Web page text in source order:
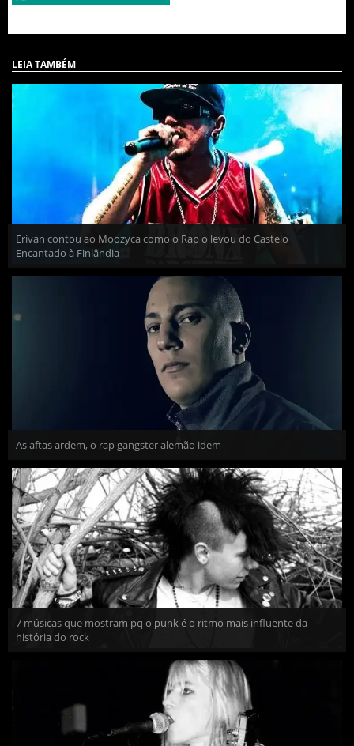
LEIA TAMBÉM
Erivan contou ao Moozyca como o Rap o levou do Castelo
Encantado à Finlândia
As aftas ardem, o rap gangster alemão idem
7 músicas que mostram pq o punk é o ritmo mais influente da
história do rock